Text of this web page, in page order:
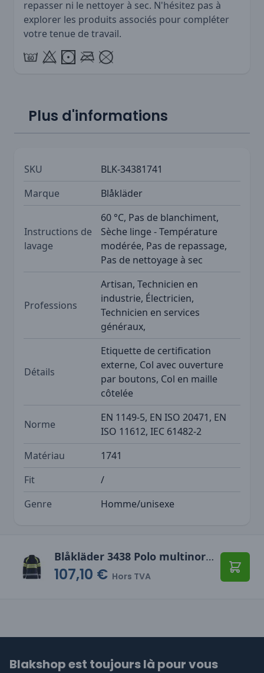
repasser ni le nettoyer à sec. N'hésitez pas à
explorer les produits associés pour compléter
votre tenue de travail.
Plus d'informations
SKU
BLK-34381741
Marque
Blåkläder
Instructions de
lavage
60 °C, Pas de blanchiment,
Sèche linge - Température
modérée, Pas de repassage,
Pas de nettoyage à sec
Professions
Artisan, Technicien en
industrie, Électricien,
Technicien en services
généraux,
Détails
Etiquette de certification
externe, Col avec ouverture
par boutons, Col en maille
côtelée
Norme
EN 1149-5, EN ISO 20471, EN
ISO 11612, IEC 61482-2
Matériau
1741
Fit
/
Genre
Homme/unisexe
Blåkläder 3438 Polo multinormes à manches longues
107,10 € Hors TVA
Blakshop est toujours là pour vous